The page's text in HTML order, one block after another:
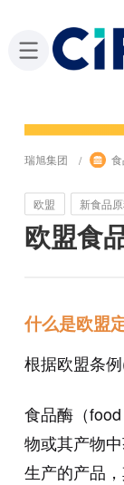
瑞旭集团
欧盟 新食品
欧盟食
什么是欧盟
根据欧盟条
食品酶（
物或其产物
生产的产品，